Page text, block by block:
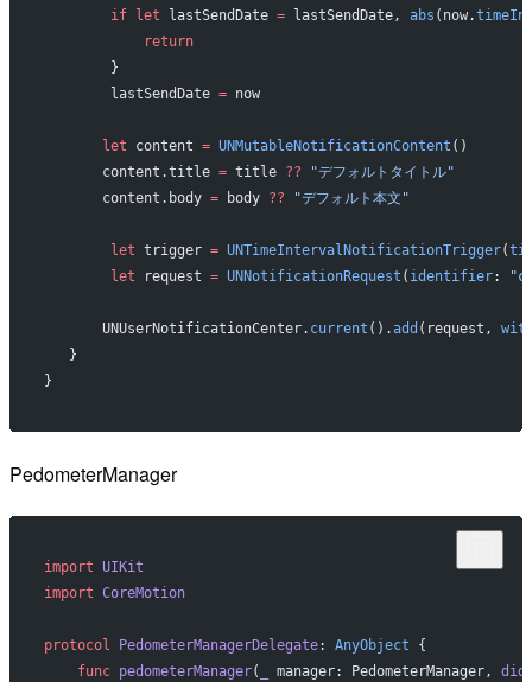
        if
let lastSendDate = lastSendDate, abs (now.
            return
        }
        lastSendDate
= now
       let
content = UNMutableNotificationContent ()
       content.title
= title ?? "デフォルトタイトル"
       content.body
= body ?? "デフォルト本文"
        let
trigger = UNTimeIntervalNotificationTrigger(
        let
request = UNNotificationRequest ( identifier:
       UNUserNotificationCenter.
current ().add (request,
   }
}
PedometerManager
import UIKit
import CoreMotion
protocol PedometerManagerDelegate: AnyObject {
    func
pedometerManager( manager: PedometerManager,